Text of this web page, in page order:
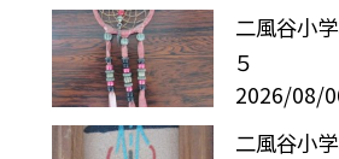
二風谷小
５
2026/08/
二風谷小